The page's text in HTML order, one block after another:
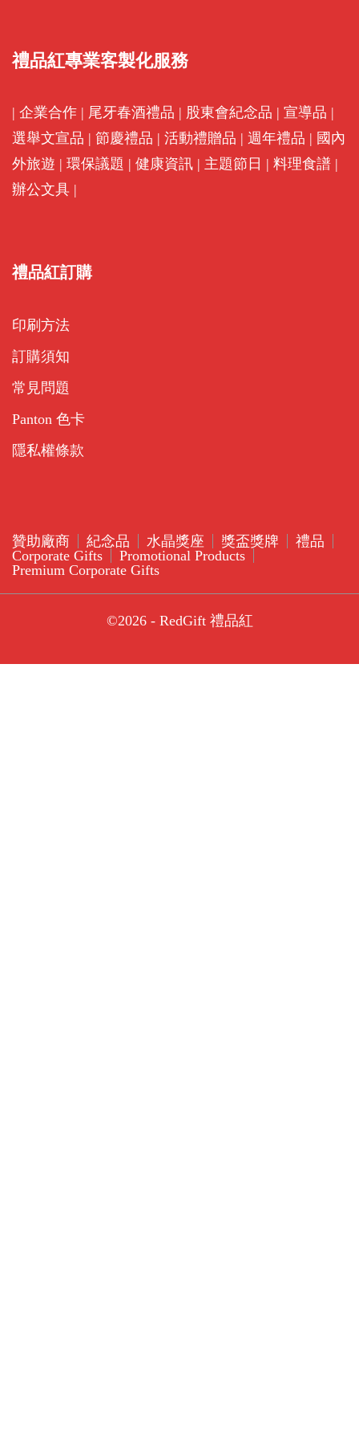
禮品紅專業客製化服務
| 企業合作 | 尾牙春酒禮品 | 股東會紀念品 | 宣導品 |
選舉文宣品 | 節慶禮品 | 活動禮贈品 | 週年禮品 | 國內
外旅遊 | 環保議題 | 健康資訊 | 主題節日 | 料理食譜 |
辦公文具 |
禮品紅訂購
印刷方法
訂購須知
常見問題
Panton 色卡
隱私權條款
贊助廠商 紀念品 水晶獎座 獎盃獎牌
禮品
Corporate Gifts
Promotional Products
Premium Corporate Gifts
©2026 - RedGift 禮品紅